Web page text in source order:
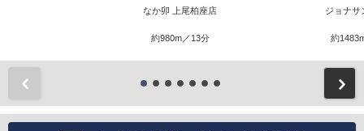
なか卯 上尾柏座店
約980m／13分
ジョナサ
約